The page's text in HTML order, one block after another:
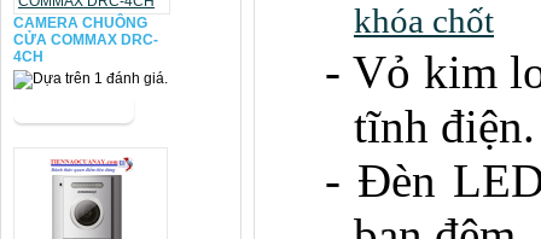
CAMERA CHUÔNG
CỬA COMMAX DRC-
4CH
khóa chốt
- Vỏ kim
tĩnh điện.
- Đèn